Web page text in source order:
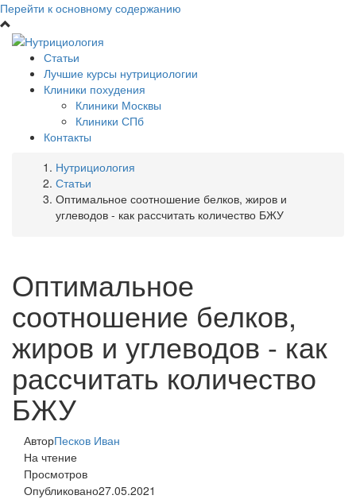
Перейти к основному содержанию
Статьи
Лучшие курсы нутрициологии
Клиники похудения
Клиники Москвы
Клиники СПб
Контакты
Нутрициология
Статьи
Оптимальное соотношение белков, жиров и
углеводов - как рассчитать количество БЖУ
Оптимальное
соотношение белков,
жиров и углеводов - как
рассчитать количество
БЖУ
АвторПесков Иван
На чтение
Просмотров
Опубликовано27.05.2021